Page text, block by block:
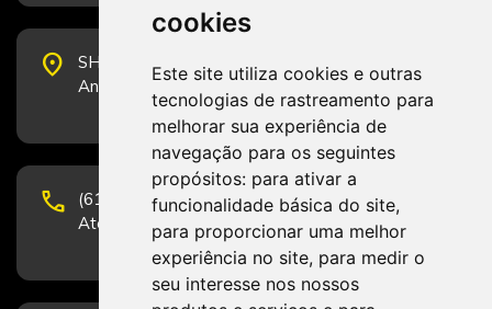
cookies
Este site utiliza cookies e outras
tecnologias de rastreamento para
melhorar sua experiência de
navegação para os seguintes
propósitos: para ativar a
funcionalidade básica do site,
para proporcionar uma melhor
experiência no site, para medir o
seu interesse nos nossos
place
SHS Quadra 6, Bloco E, Complexo Brasil 21, 20º
Andar, Sala 2001 - CEP 70322-915 - Brasília/DF
phone
(61) 3223-1652 e (61) 98131-3801.
Atendimento por telefone em horário comercial